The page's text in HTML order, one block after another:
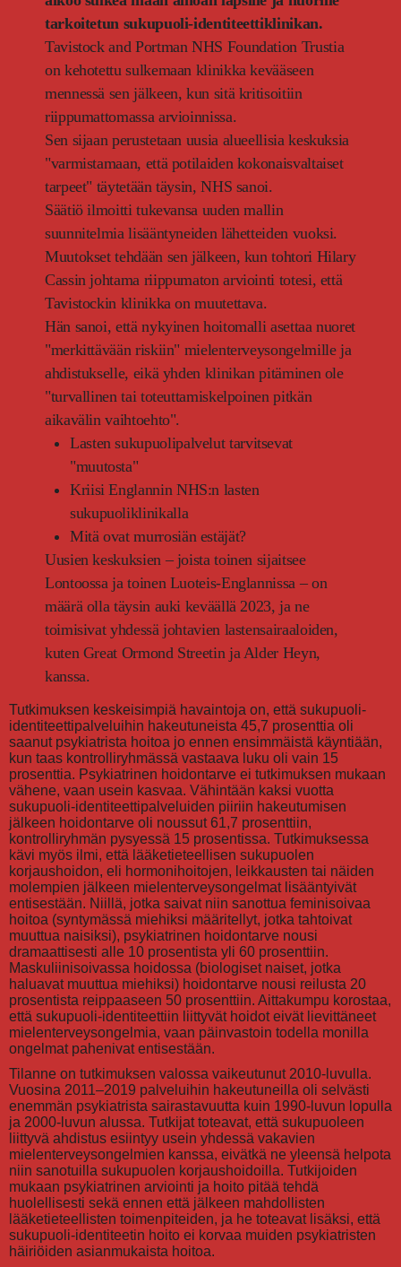
tarkoitetun sukupuoli-identiteettiklinikan.
Tavistock and Portman NHS Foundation Trustia
on kehotettu sulkemaan klinikka kevääseen
mennessä sen jälkeen, kun sitä kritisoitiin
riippumattomassa arvioinnissa.
Sen sijaan perustetaan uusia alueellisia keskuksia
"varmistamaan, että potilaiden kokonaisvaltaiset
tarpeet" täytetään täysin, NHS sanoi.
Säätiö ilmoitti tukevansa uuden mallin
suunnitelmia lisääntyneiden lähetteiden vuoksi.
Muutokset tehdään sen jälkeen, kun tohtori Hilary
Cassin johtama riippumaton arviointi totesi, että
Tavistockin klinikka on muutettava.
Hän sanoi, että nykyinen hoitomalli asettaa nuoret
"merkittävään riskiin" mielenterveysongelmille ja
ahdistukselle, eikä yhden klinikan pitäminen ole
"turvallinen tai toteuttamiskelpoinen pitkän
aikavälin vaihtoehto".
Lasten sukupuolipalvelut tarvitsevat
"muutosta"
Kriisi Englannin NHS:n lasten
sukupuoliklinikalla
Mitä ovat murrosiän estäjät?
Uusien keskuksien – joista toinen sijaitsee
Lontoossa ja toinen Luoteis-Englannissa – on
määrä olla täysin auki keväällä 2023, ja ne
toimisivat yhdessä johtavien lastensairaaloiden,
kuten Great Ormond Streetin ja Alder Heyn,
kanssa.
Tutkimuksen keskeisimpiä havaintoja on, että sukupuoli-
identiteettipalveluihin hakeutuneista 45,7 prosenttia oli
saanut psykiatrista hoitoa jo ennen ensimmäistä käyntiään,
kun taas kontrolliryhmässä vastaava luku oli vain 15
prosenttia. Psykiatrinen hoidontarve ei tutkimuksen mukaan
vähene, vaan usein kasvaa. Vähintään kaksi vuotta
sukupuoli-identiteettipalveluiden piiriin hakeutumisen
jälkeen hoidontarve oli noussut 61,7 prosenttiin,
kontrolliryhmän pysyessä 15 prosentissa. Tutkimuksessa
kävi myös ilmi, että lääketieteellisen sukupuolen
korjaushoidon, eli hormonihoitojen, leikkausten tai näiden
molempien jälkeen mielenterveysongelmat lisääntyivät
entisestään. Niillä, jotka saivat niin sanottua feminisoivaa
hoitoa (syntymässä miehiksi määritellyt, jotka tahtoivat
muuttua naisiksi), psykiatrinen hoidontarve nousi
dramaattisesti alle 10 prosentista yli 60 prosenttiin.
Maskuliinisoivassa hoidossa (biologiset naiset, jotka
haluavat muuttua miehiksi) hoidontarve nousi reilusta 20
prosentista reippaaseen 50 prosenttiin. Aittakumpu korostaa,
että sukupuoli-identiteettiin liittyvät hoidot eivät lievittäneet
mielenterveysongelmia, vaan päinvastoin todella monilla
ongelmat pahenivat entisestään.
Tilanne on tutkimuksen valossa vaikeutunut 2010-luvulla.
Vuosina 2011–2019 palveluihin hakeutuneilla oli selvästi
enemmän psykiatrista sairastavuutta kuin 1990-luvun lopulla
ja 2000-luvun alussa. Tutkijat toteavat, että sukupuoleen
liittyvä ahdistus esiintyy usein yhdessä vakavien
mielenterveysongelmien kanssa, eivätkä ne yleensä helpota
niin sanotuilla sukupuolen korjaushoidoilla. Tutkijoiden
mukaan psykiatrinen arviointi ja hoito pitää tehdä
huolellisesti sekä ennen että jälkeen mahdollisten
lääketieteellisten toimenpiteiden, ja he toteavat lisäksi, että
sukupuoli-identiteetin hoito ei korvaa muiden psykiatristen
häiriöiden asianmukaista hoitoa.